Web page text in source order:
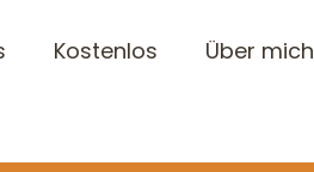
Kostenlos Über mich